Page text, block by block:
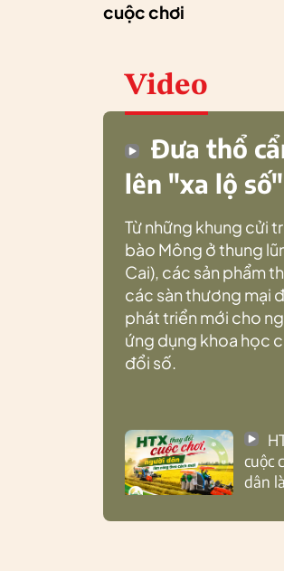
cuộc chơi
Video
Đưa thổ
lên "xa lộ số"
Từ những khung cửi
bào Mông ở thung
Cai), các sản phẩm
các sàn thương mại
phát triển mới cho
ứng dụng khoa học
đổi số.
cuộc
dân